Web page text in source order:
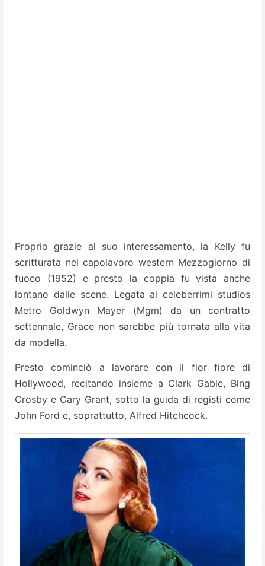
Proprio grazie al suo interessamento, la Kelly fu
scritturata nel capolavoro western Mezzogiorno di
fuoco (1952) e presto la coppia fu vista anche
lontano dalle scene. Legata ai celeberrimi studios
Metro Goldwyn Mayer (Mgm) da un contratto
settennale, Grace non sarebbe più tornata alla vita
da modella.
Presto cominciò a lavorare con il fior fiore di
Hollywood, recitando insieme a Clark Gable, Bing
Crosby e Cary Grant, sotto la guida di registi come
John Ford e, soprattutto, Alfred Hitchcock.